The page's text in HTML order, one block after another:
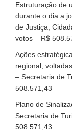
Estruturação de
durante o dia a
de Justiça,
votos – R$
Ações
regional,
– Secretaria de
508.571,43
Plano de
Secretaria de
508.571,43